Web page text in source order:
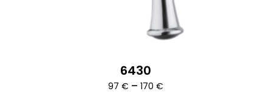
6430
97€ – 170€